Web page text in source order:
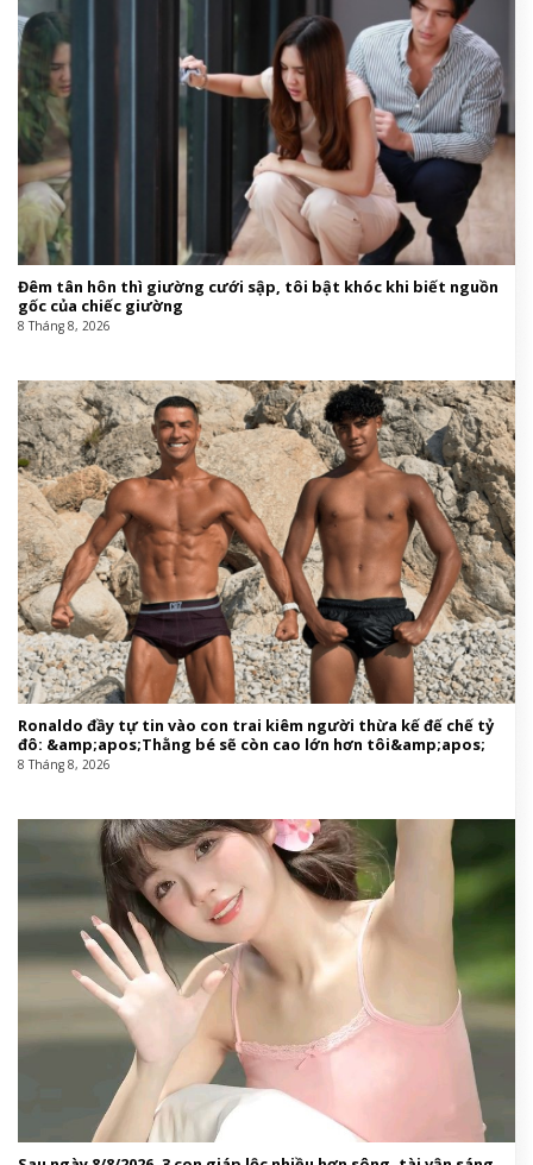
Đêm tân hôn thì giường cưới sập, tôi bật khóc khi biết nguồn
gốc của chiếc giường
8 Tháng 8, 2026
Ronaldo đầy tự tin vào con trai kiêm người thừa kế đế chế tỷ
đô: &amp;apos;Thằng bé sẽ còn cao lớn hơn tôi&amp;apos;
8 Tháng 8, 2026